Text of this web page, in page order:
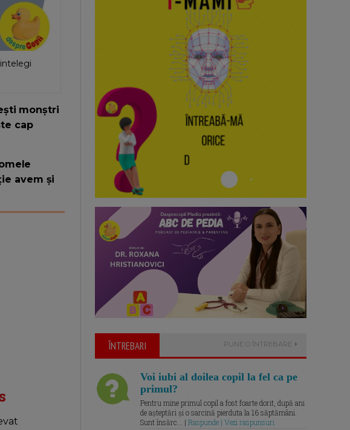
monștri
cap
avem și
ÎNTREBARI PUNE O ÎNTREBARE
Voi iubi al doilea copil la fel ca pe
primul?
Pentru mine primul copil a fost foarte dorit, după ani
de așteptări și o sarcină pierduta la 16 săptămâni.
Sunt însărc... | Raspunde | Vezi raspunsuri